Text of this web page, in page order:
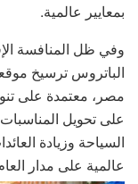
بمعايير عالمية.
وفي ظل المنافسة
الباتروس ترسيخ
مصر، معتمدة على
على تحويل
السياحة وزيادة
عالمية على مدار